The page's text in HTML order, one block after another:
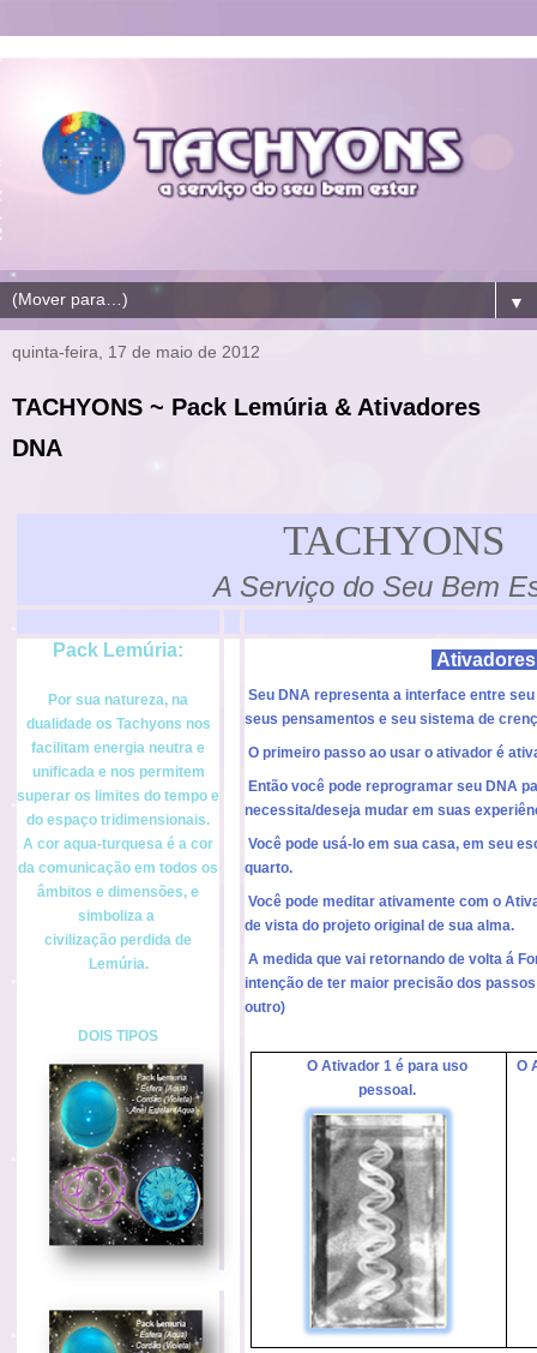
▼
quinta-feira, 17 de maio de 2012
TACHYONS ~ Pack Lemúria & Ativadores
DNA
TACHYONS
A Serviço do Seu Bem
Pack Lemúria:
Por sua natureza, na
dualidade os Tachyons nos
facilitam energia neutra e
unificada e nos permitem
superar os limites do tempo e
do espaço tridimensionais.
A cor aqua-turquesa é a cor
da comunicação em todos os
âmbitos e dimensões, e
simboliza a
civilização perdida de
Lemúria.
DOIS TIPOS
Seu DNA representa a interface entre
seus pensamentos e seu sistema de
O primeiro passo ao usar o ativador é
Então você pode reprogramar seu DNA
necessita/deseja mudar em suas experiê
Você pode usá-lo em sua casa, em seu
quarto.
Você pode meditar ativamente com o
de vista do projeto original de sua alma.
A medida que vai retornando de volta á
intenção de ter maior precisão dos
outro)
O Ativador 1 é para uso
pessoal.
O